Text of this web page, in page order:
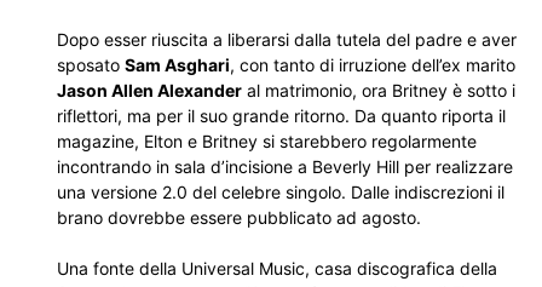
Dopo esser riuscita a liberarsi dalla tutela del padre e aver
sposato Sam Asghari, con tanto di irruzione dell’ex marito
Jason Allen Alexander al matrimonio, ora Britney è sotto i
riflettori, ma per il suo grande ritorno. Da quanto riporta il
magazine, Elton e Britney si starebbero regolarmente
incontrando in sala d’incisione a Beverly Hill per realizzare
una versione 2.0 del celebre singolo. Dalle indiscrezioni il
brano dovrebbe essere pubblicato ad agosto.
Una fonte della Universal Music, casa discografica della